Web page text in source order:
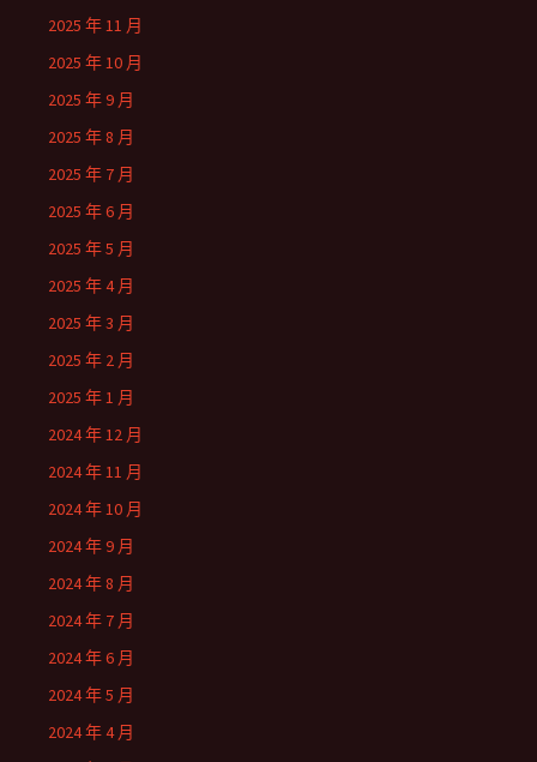
2025 年 11 月
2025 年 10 月
2025 年 9 月
2025 年 8 月
2025 年 7 月
2025 年 6 月
2025 年 5 月
2025 年 4 月
2025 年 3 月
2025 年 2 月
2025 年 1 月
2024 年 12 月
2024 年 11 月
2024 年 10 月
2024 年 9 月
2024 年 8 月
2024 年 7 月
2024 年 6 月
2024 年 5 月
2024 年 4 月